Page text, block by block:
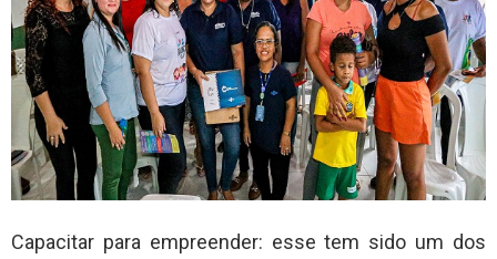
Capacitar para empreender: esse tem sido um dos